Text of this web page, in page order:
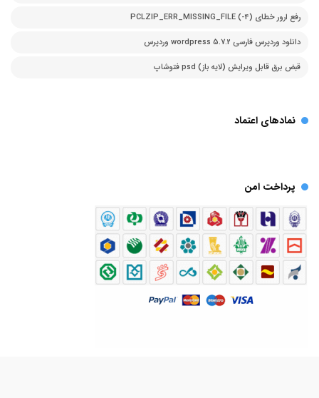
رفع ارور خطای PCLZIP_ERR_MISSING_FILE (-4)
دانلود وردپرس فارسی 5.7.2 wordpress وردپرس
قبض برق قابل ویرایش (لایه باز) psd فتوشاپ
نمادهای اعتماد
پرداخت امن